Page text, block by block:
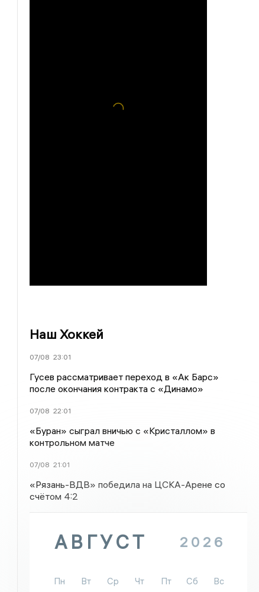
Наш Хоккей
07/08 23:01
Гусев рассматривает переход в «Ак Барс»
после окончания контракта с «Динамо»
07/08 22:01
«Буран» сыграл вничью с «Кристаллом» в
контрольном матче
07/08 21:01
«Рязань-ВДВ» победила на ЦСКА-Арене со
счётом 4:2
АВГУСТ 2026
Пн Вт Ср Чт Пт Сб
Вс